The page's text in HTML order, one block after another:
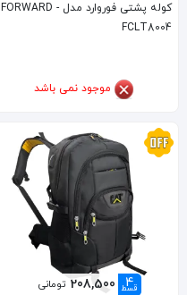
کوله پشتی فوروارد مدل FORWARD -
FCLT8004
موجود نمی باشد
4
قسط 208,500 تومانی